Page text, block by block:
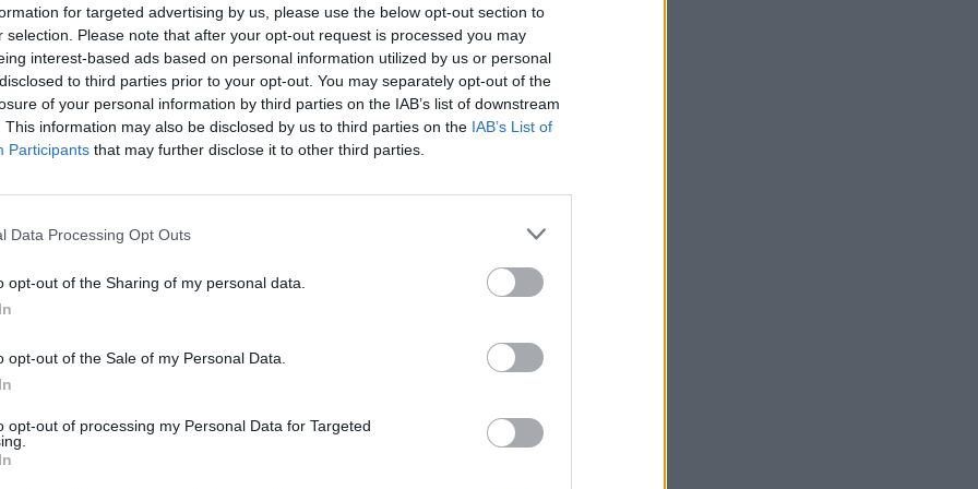
for targeted advertising by us, please use the below opt-out section to
selection. Please note that after your opt-out request is processed you may
interest-based ads based on personal information utilized by us or personal
to third parties prior to your opt-out. You may separately opt-out of the
of your personal information by third parties on the IAB’s list of downstream
This information may also be disclosed by us to third parties on the IAB’s List of
Participants that may further disclose it to other third parties.
Data Processing Opt Outs
opt-out of the Sharing of my personal data.
opt-out of the Sale of my Personal Data.
opt-out of processing my Personal Data for Targeted
de
a gasolina! Este
760 km
Classe C , que
...
e